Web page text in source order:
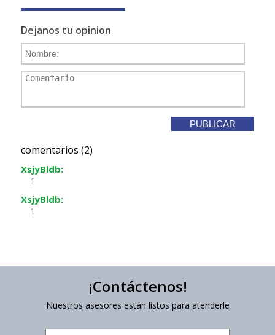
Dejanos tu opinion
comentarios (2)
XsjyBldb:
1
XsjyBldb:
1
¡Contáctenos!
Nuestros asesores están listos para atenderle